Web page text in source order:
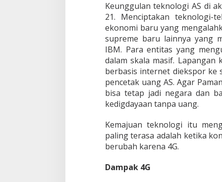
Keunggulan teknologi AS di
21. Menciptakan teknologi-
ekonomi baru yang
supreme baru lainnya yang
IBM. Para entitas yang
dalam skala masif. Lapangan
berbasis internet diekspor ke
pencetak uang AS. Agar
bisa tetap jadi negara dan
kedigdayaan tanpa uang.
Kemajuan teknologi itu
paling terasa adalah ketika
berubah karena 4G.
Dampak 4G